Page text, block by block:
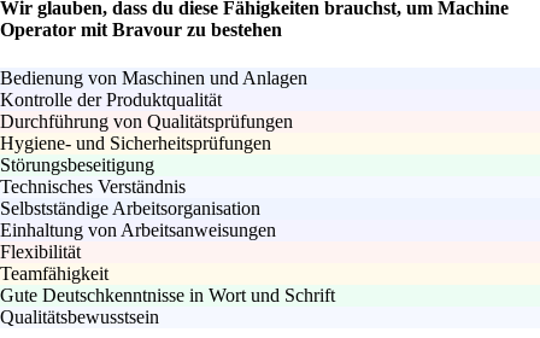
Wir glauben, dass du diese Fähigkeiten brauchst, um Machine
Operator mit Bravour zu bestehen
Bedienung von Maschinen und Anlagen
Kontrolle der Produktqualität
Durchführung von Qualitätsprüfungen
Hygiene- und Sicherheitsprüfungen
Störungsbeseitigung
Technisches Verständnis
Selbstständige Arbeitsorganisation
Einhaltung von Arbeitsanweisungen
Flexibilität
Teamfähigkeit
Gute Deutschkenntnisse in Wort und Schrift
Qualitätsbewusstsein